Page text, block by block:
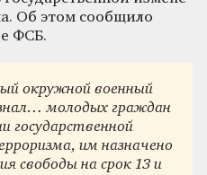
Об этом сообщило
ФСБ.
окружной военный
молодых граждан
государственной
им назначено
свободы на срок 13 и